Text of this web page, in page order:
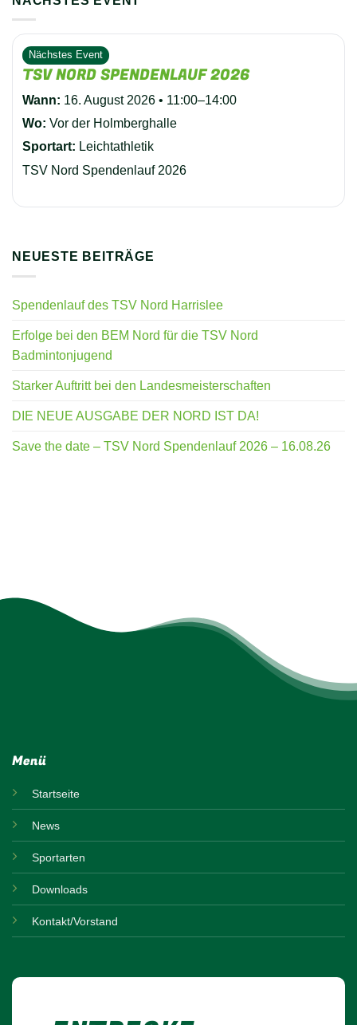
Nächstes Event
TSV NORD SPENDENLAUF 2026
Wann: 16. August 2026 • 11:00–14:00
Wo: Vor der Holmberghalle
Sportart: Leichtathletik
TSV Nord Spendenlauf 2026
NEUESTE BEITRÄGE
Spendenlauf des TSV Nord Harrislee
Erfolge bei den BEM Nord für die TSV Nord
Badmintonjugend
Starker Auftritt bei den Landesmeisterschaften
DIE NEUE AUSGABE DER NORD IST DA!
Save the date – TSV Nord Spendenlauf 2026 – 16.08.26
Menü
Startseite
News
Sportarten
Downloads
Kontakt/Vorstand